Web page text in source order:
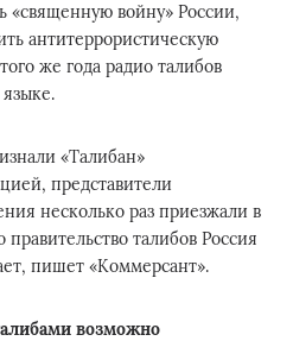
«священную войну» России,
антитеррористическую
же года радио талибов
«Талибан»
представители
несколько раз приезжали в
талибов Россия
пишет «Коммерсант».
возможно